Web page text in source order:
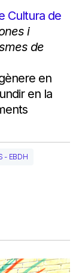
Cultura de
i
de
en
en la
- EBDH